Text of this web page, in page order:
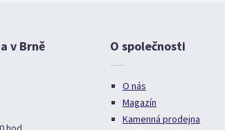
v Brně O společnosti
O nás
Magazín
Kamenná prodejna